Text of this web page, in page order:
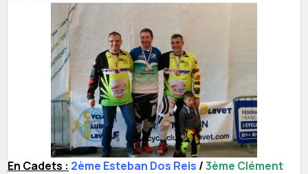
En Cadets : 2ème Esteban Dos Reis /3ème Clément